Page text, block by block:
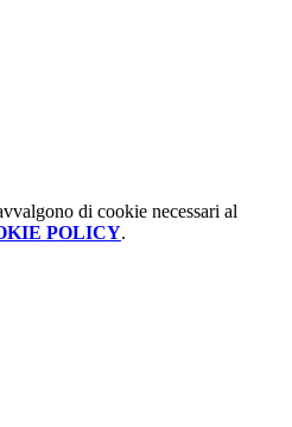
di cookie necessari al
POLICY.